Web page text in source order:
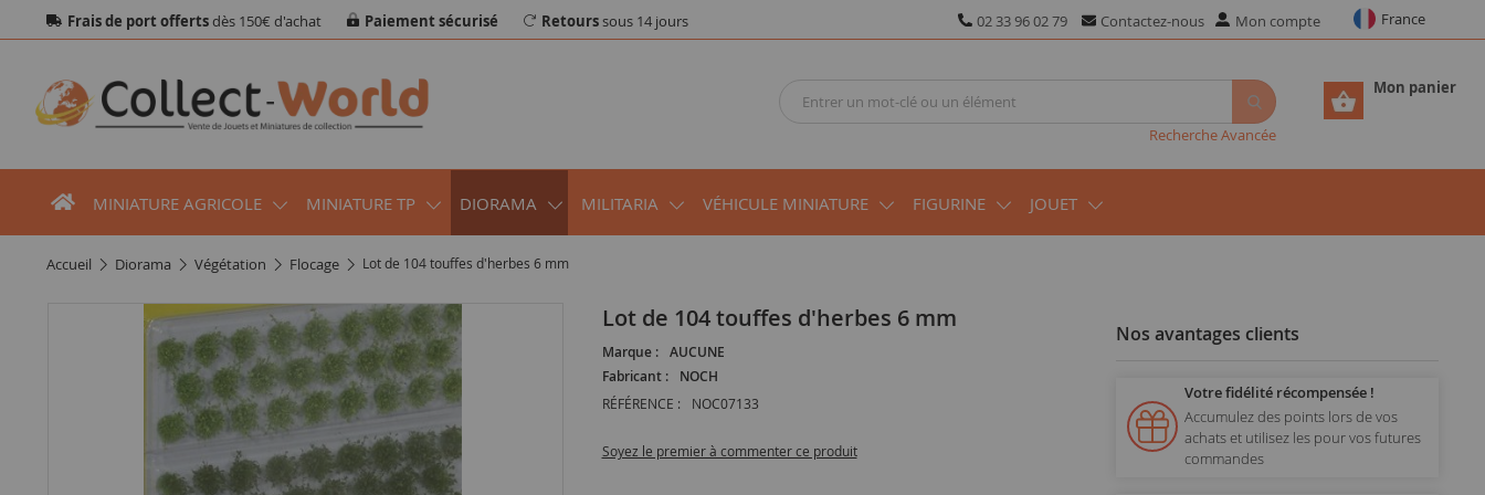
Frais de port offertsdès 150€ d'achat Paiement sécurisé Retourssous 14 jours 02 33 96 02 79 Contactez-nous Mon compte France
Mon panier
Recherche Avancée
MINIATURE AGRICOLE MINIATURE TP DIORAMA MILITARIA VÉHICULE MINIATURE FIGURINE JOUET
accueil diorama végétation flocage Lot de 104 touffes d'herbes 6 mm
Lot de 104 touffes d'herbes 6 mm
Marque :
AUCUNE
Fabricant :
NOCH
RÉFÉRENCE : NOC07133
Soyez le premier à commenter ce produit
Nos avantages clients
Votre fidélité récompensée !
Accumulez des points lors de vos
achats et utilisez les pour vos futures
commandes